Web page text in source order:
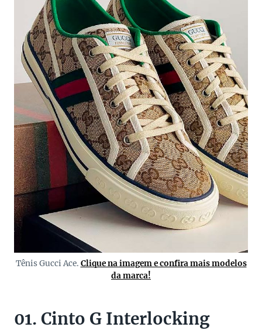
Tênis Gucci Ace. Clique na imagem e confira mais modelos
da marca!
01. Cinto G Interlocking